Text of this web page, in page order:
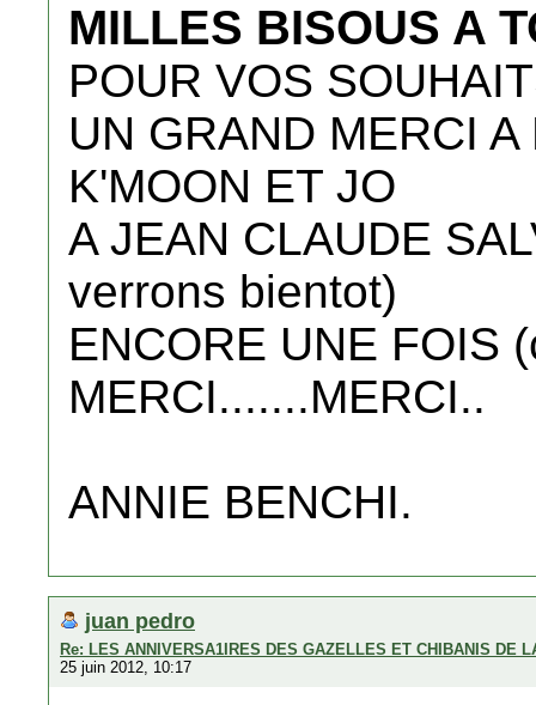
MILLES BISOUS A
POUR VOS
UN GRAND MERCI
K'MOON ET JO
A JEAN CLAUDE
verrons bientot)
ENCORE UNE FOIS
MERCI.......MERCI..
ANNIE BENCHI.
juan pedro
Re: LES ANNIVERSA1IRES DES GAZELLES ET CHIBANIS DE
25 juin 2012, 10:17